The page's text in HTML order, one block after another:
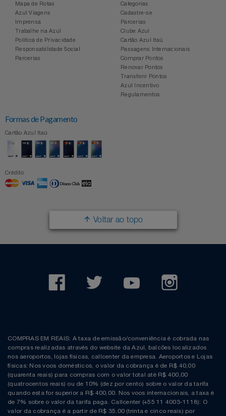
Mapa de Rotas
Azul Viagens
Imprensa
Trabalhe na Azul
Política de Privacidade
Responsabilidade Social
Parcerias
Categorias
Cadastre-se
Parcerias
Clube Azul
Cartão Azul Itaú
Passagens Internacionais
Comprar Pontos
Renovar Pontos
Transferir Pontos
Azul Incentivo
Regulamentos
Formas de Pagamento
Cartão Azul Itaú
Crédito
Voltar ao topo
COMPRAS EM REAIS: A taxa de emissão/conveniência é cobrada nas
compras realizadas através do website da Azul, balcões localizados
nos aeroportos, lojas físicas, callcenter da empresa. Aeroportos e Lojas
físicas: Nos voos domésticos, o valor da cobrança é de R$ 40,00
(quarenta reais) para compras com o valor total até R$ 400,00
(quatrocentos reais) ou de 10% (dez por cento) sobre o valor da tarifa
quando esta for superior a R$ 400,00. Nos voos internacionais, a taxa é
de 7% sobre o valor da tarifa paga. Callcenter (+55 11 4003-1118): O
valor da cobrança é a partir de R$ 35,00 (trinta e cinco reais) por